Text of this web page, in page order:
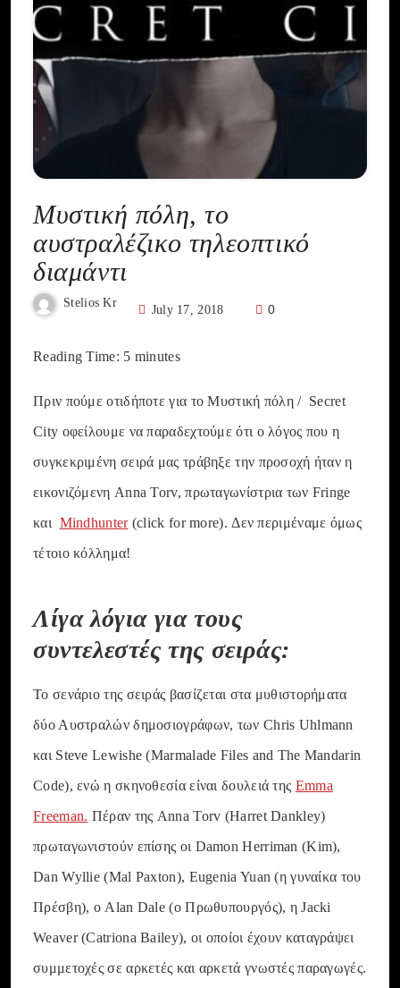
Μυστική πόλη, το
αυστραλέζικο τηλεοπτικό
διαμάντι
Stelios Kr
July 17, 2018 0
Reading Time: 5 minutes
Πριν πούμε οτιδήποτε για το Μυστική πόλη / Secret
City οφείλουμε να παραδεχτούμε ότι ο λόγος που η
συγκεκριμένη σειρά μας τράβηξε την προσοχή ήταν η
εικονιζόμενη Anna Torv, πρωταγωνίστρια των Fringe
και Mindhunter(click for more). Δεν περιμέναμε όμως
τέτοιο κόλλημα!
Λίγα λόγια για τους
συντελεστές της σειράς:
Το σενάριο της σειράς βασίζεται στα μυθιστορήματα
δύο Αυστραλών δημοσιογράφων, των Chris Uhlmann
και Steve Lewishe (Marmalade Files and The Mandarin
Code), ενώ η σκηνοθεσία είναι δουλειά της Emma
Freeman. Πέραν της Anna Torv (Harret Dankley)
πρωταγωνιστούν επίσης οι Damon Herriman (Kim),
Dan Wyllie (Mal Paxton), Eugenia Yuan (η γυναίκα του
Πρέσβη), ο Alan Dale (ο Πρωθυπουργός), η Jacki
Weaver (Catriona Bailey), οι οποίοι έχουν καταγράψει
συμμετοχές σε αρκετές και αρκετά γνωστές παραγωγές.